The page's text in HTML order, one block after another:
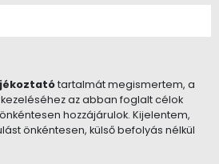
tartalmát megismertem, a
az abban foglalt célok
hozzájárulok. Kijelentem,
önkéntesen, külső befolyás nélkül